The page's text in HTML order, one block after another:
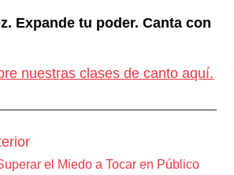
Expande tu poder. Canta con
nuestras clases de canto aquí.
el Miedo a Tocar en Público